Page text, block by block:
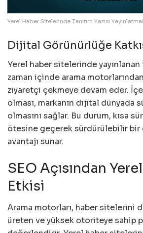
Yerel Haber Sitelerinde Tanıtım Yazısı
Dijital Görünürlüğe
Yerel haber sitelerinde yayınlanan
zaman içinde arama
ziyaretçi çekmeye devam eder.
olması, markanın dijital dünyada
olmasını sağlar. Bu durum, kısa
ötesine geçerek sürdürülebilir bir
avantajı sunar.
SEO Açısından
Etkisi
Arama motorları, haber sitelerini
üreten ve yüksek otoriteye sahip